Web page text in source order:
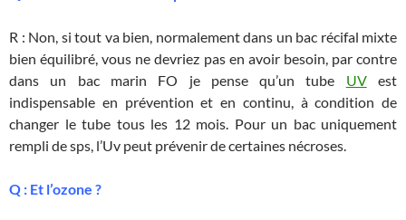
R : Non, si tout va bien, normalement dans un bac récifal mixte
bien équilibré, vous ne devriez pas en avoir besoin, par contre
dans un bac marin FO je pense qu’un tube UVest
indispensable en prévention et en continu, à condition de
changer le tube tous les 12 mois. Pour un bac uniquement
rempli de sps, l’Uv peut prévenir de certaines nécroses.
Q : Et l’ozone ?